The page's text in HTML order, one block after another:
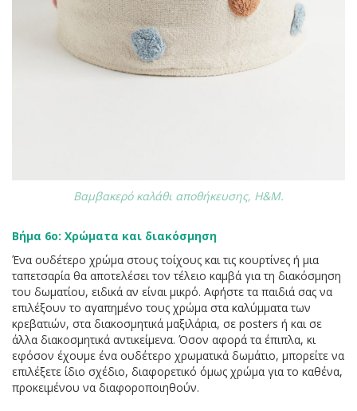
Βαμβακερό καλάθι αποθήκευσης, H&M.
Βήμα 6ο: Χρώματα και διακόσμηση
Ένα ουδέτερο χρώμα στους τοίχους και τις κουρτίνες ή μια
ταπετσαρία θα αποτελέσει τον τέλειο καμβά για τη διακόσμηση
του δωματίου, ειδικά αν είναι μικρό. Αφήστε τα παιδιά σας να
επιλέξουν το αγαπημένο τους χρώμα στα καλύμματα των
κρεβατιών, στα διακοσμητικά μαξιλάρια, σε posters ή και σε
άλλα διακοσμητικά αντικείμενα. Όσον αφορά τα έπιπλα, κι
εφόσον έχουμε ένα ουδέτερο χρωματικά δωμάτιο, μπορείτε να
επιλέξετε ίδιο σχέδιο, διαφορετικό όμως χρώμα για το καθένα,
προκειμένου να διαφοροποιηθούν.